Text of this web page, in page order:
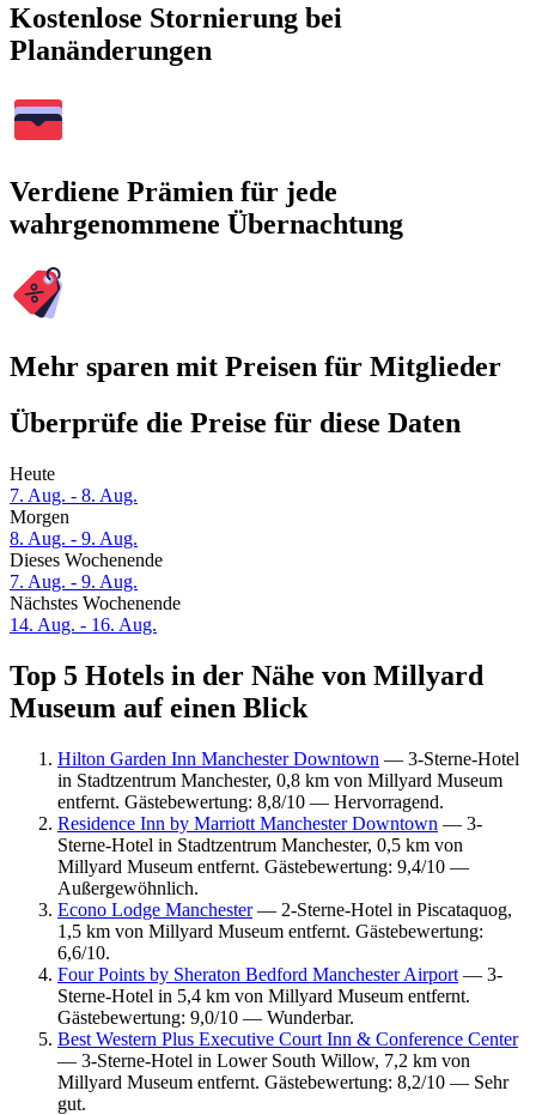
Kostenlose Stornierung bei
Planänderungen
Verdiene Prämien für jede
wahrgenommene Übernachtung
Mehr sparen mit Preisen für Mitglieder
Überprüfe die Preise für diese Daten
Heute
7. Aug. - 8. Aug.
Morgen
8. Aug. - 9. Aug.
Dieses Wochenende
7. Aug. - 9. Aug.
Nächstes Wochenende
14. Aug. - 16. Aug.
Top 5 Hotels in der Nähe von Millyard
Museum auf einen Blick
Hilton Garden Inn Manchester Downtown — 3-Sterne-Hotel
in Stadtzentrum Manchester, 0,8 km von Millyard Museum
entfernt. Gästebewertung: 8,8/10 — Hervorragend.
Residence Inn by Marriott Manchester Downtown — 3-
Sterne-Hotel in Stadtzentrum Manchester, 0,5 km von
Millyard Museum entfernt. Gästebewertung: 9,4/10 —
Außergewöhnlich.
Econo Lodge Manchester— 2-Sterne-Hotel in Piscataquog,
1,5 km von Millyard Museum entfernt. Gästebewertung:
6,6/10.
Four Points by Sheraton Bedford Manchester Airport — 3-
Sterne-Hotel in 5,4 km von Millyard Museum entfernt.
Gästebewertung: 9,0/10 — Wunderbar.
Best Western Plus Executive Court Inn & Conference Center
— 3-Sterne-Hotel in Lower South Willow, 7,2 km von
Millyard Museum entfernt. Gästebewertung: 8,2/10 — Sehr
gut.